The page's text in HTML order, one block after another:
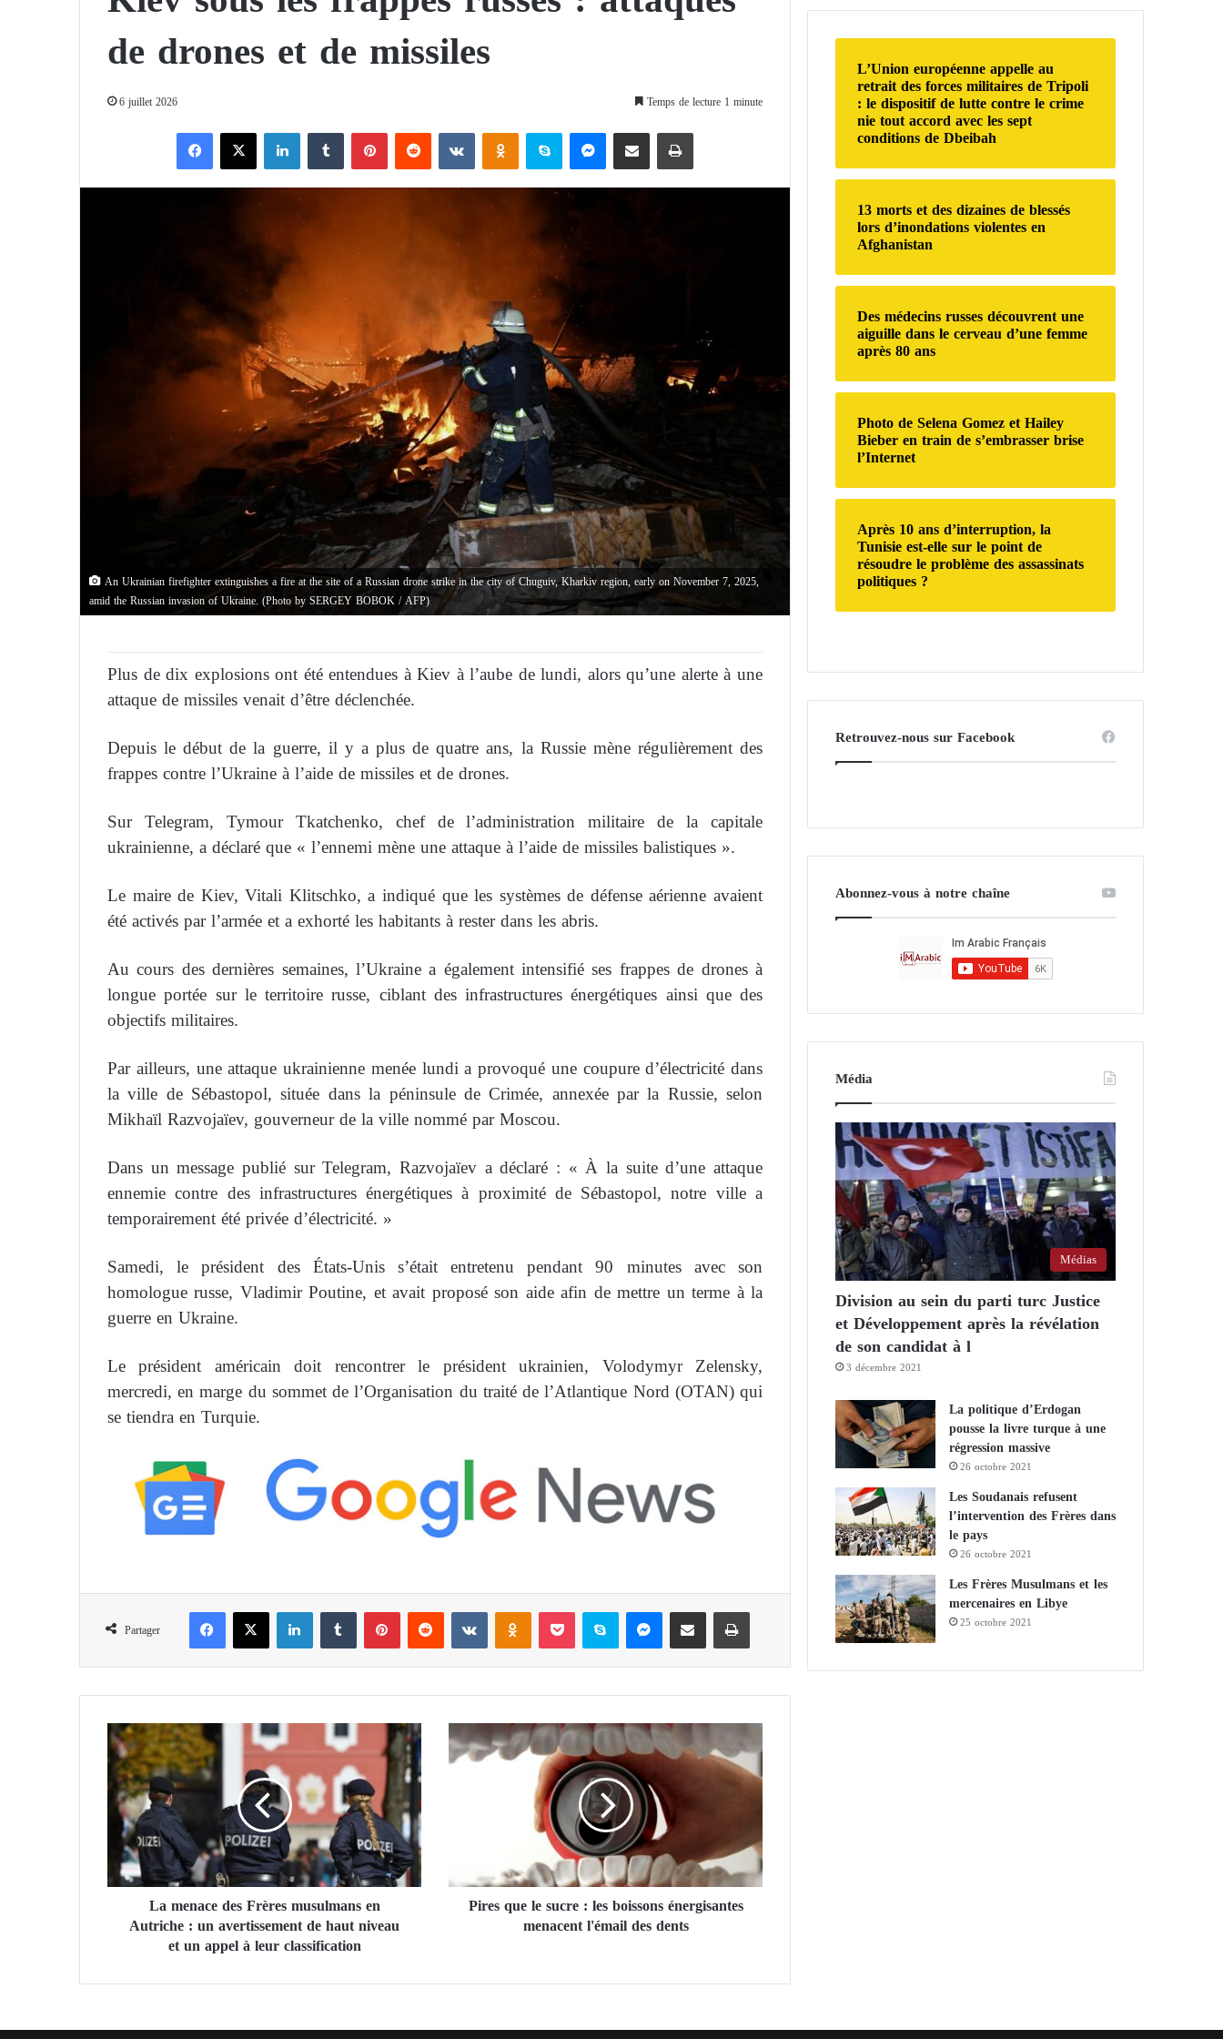
de drones et de missiles
6 juillet 2026 Temps de lecture 1 minute
X
An Ukrainian firefighter extinguishes a fire at the site of a Russian drone strike in the city of Chuguiv, Kharkiv region, early on November 7, 2025,
amid the Russian invasion of Ukraine. (Photo by SERGEY BOBOK / AFP)
Plus de dix explosions ont été entendues à Kiev à l’aube de lundi, alors qu’une alerte à une
attaque de missiles venait d’être déclenchée.
Depuis le début de la guerre, il y a plus de quatre ans, la Russie mène régulièrement des
frappes contre l’Ukraine à l’aide de missiles et de drones.
Sur Telegram, Tymour Tkatchenko, chef de l’administration militaire de la capitale
ukrainienne, a déclaré que « l’ennemi mène une attaque à l’aide de missiles balistiques ».
Le maire de Kiev, Vitali Klitschko, a indiqué que les systèmes de défense aérienne avaient
été activés par l’armée et a exhorté les habitants à rester dans les abris.
Au cours des dernières semaines, l’Ukraine a également intensifié ses frappes de drones à
longue portée sur le territoire russe, ciblant des infrastructures énergétiques ainsi que des
objectifs militaires.
Par ailleurs, une attaque ukrainienne menée lundi a provoqué une coupure d’électricité dans
la ville de Sébastopol, située dans la péninsule de Crimée, annexée par la Russie, selon
Mikhaïl Razvojaïev, gouverneur de la ville nommé par Moscou.
Dans un message publié sur Telegram, Razvojaïev a déclaré : « À la suite d’une attaque
ennemie contre des infrastructures énergétiques à proximité de Sébastopol, notre ville a
temporairement été privée d’électricité. »
Samedi, le président des États-Unis s’était entretenu pendant 90 minutes avec son
homologue russe, Vladimir Poutine, et avait proposé son aide afin de mettre un terme à la
guerre en Ukraine.
Le président américain doit rencontrer le président ukrainien, Volodymyr Zelensky,
mercredi, en marge du sommet de l’Organisation du traité de l’Atlantique Nord (OTAN) qui
se tiendra en Turquie.
Partager
Facebook X Linkedin Tumblr Pinterest Reddit VKontakte Odnoklassniki Pocket Skype Messenger Partager par email Imprimer
L
a
m
e
d
è
La menace des Frères musulmans en
Autriche : un avertissement de haut niveau
et un appel à leur classification
P
i
r
l
r
Pires que le sucre : les boissons énergisantes
menacent l'émail des dents
c
h
e
r
L’Union européenne appelle au
retrait des forces militaires de Tripoli
: le dispositif de lutte contre le crime
nie tout accord avec les sept
conditions de Dbeibah
13 morts et des dizaines de blessés
lors d’inondations violentes en
Afghanistan
Des médecins russes découvrent une
aiguille dans le cerveau d’une femme
après 80 ans
Photo de Selena Gomez et Hailey
Bieber en train de s’embrasser brise
l’Internet
Après 10 ans d’interruption, la
Tunisie est-elle sur le point de
résoudre le problème des assassinats
politiques ?
Retrouvez-nous sur Facebook
Abonnez-vous à notre chaîne
Média
Médias
Division au sein du parti turc Justice
et Développement après la révélation
de son candidat à l
3 décembre 2021
La politique d’Erdogan
pousse la livre turque à une
régression massive
26 octobre 2021
Les Soudanais refusent
l’intervention des Frères dans
le pays
26 octobre 2021
Les Frères Musulmans et les
mercenaires en Libye
25 octobre 2021